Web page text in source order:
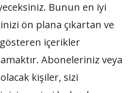
Bunun en iyi
ön plana çıkartan ve
içerikler
Aboneleriniz veya
kişiler, sizi